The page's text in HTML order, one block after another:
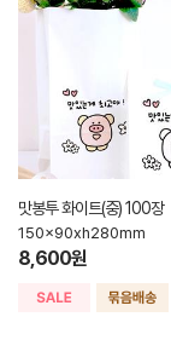
맛봉투 화이트(중) 100장
150x90xh280mm
8,600원